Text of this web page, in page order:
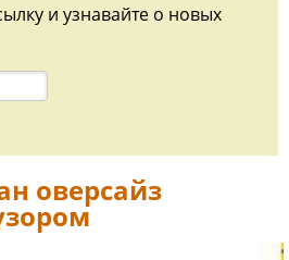
и узнавайте о новых
оверсайз